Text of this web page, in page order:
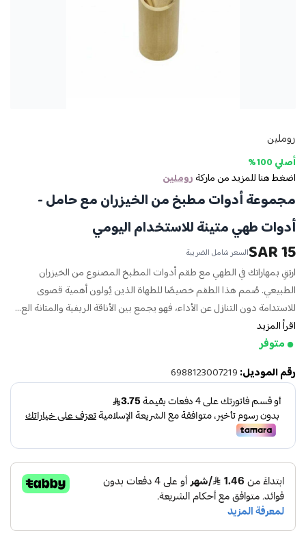
روملين
أصلي 100%
اضغط هنا للمزيد من ماركةروملين
مجموعة أدوات مطبخ من الخيزران مع حامل -
أدوات طهي متينة للاستخدام اليومي
15 SAR السعر شامل الضريبة
ارتقِ بمهاراتك في الطهي مع طقم أدوات المطبخ المصنوع من الخيزران
الطبيعي. صُمم هذا الطقم خصيصًا للطهاة الذين يُولون أهمية قصوى
للاستدامة دون التنازل عن الأداء، فهو يجمع بين الأناقة الريفية والمتانة الع...
اقرأ المزيد
متوفر
رقم الموديل: 6988123007219